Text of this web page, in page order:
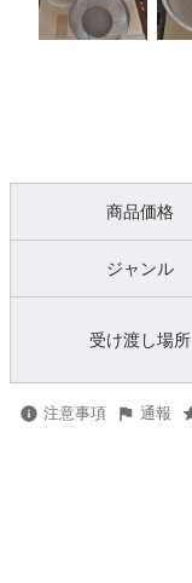
商品価格
ジャンル
受け渡し場所
注意事項 通報